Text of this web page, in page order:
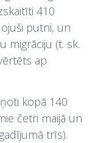
410
putni, un
migrāciju (t. sk.
ap
kopā 140
četri maijā un
trīs).